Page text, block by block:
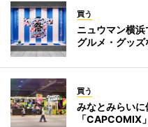
買う
ニュウマン横
グルメ・グッ
買う
みなとみらい
「CAPCOMIX」